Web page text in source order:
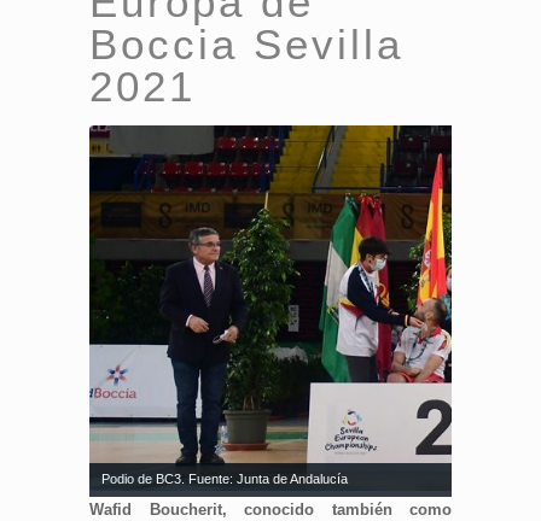
Boccia Sevilla
2021
Podio de BC3. Fuente: Junta de Andalucía
Wafid Boucherit, conocido también como